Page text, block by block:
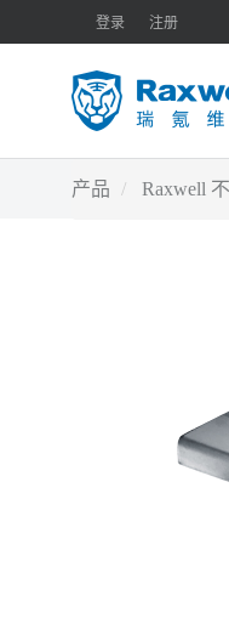
登录 注册
产品 Raxwell